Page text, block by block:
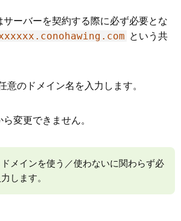
サーバーを契約する際に必ず必要とな
という共
意のドメイン名を入力します。
変更できません。
メインを使う／使わないに関わらず必
します。